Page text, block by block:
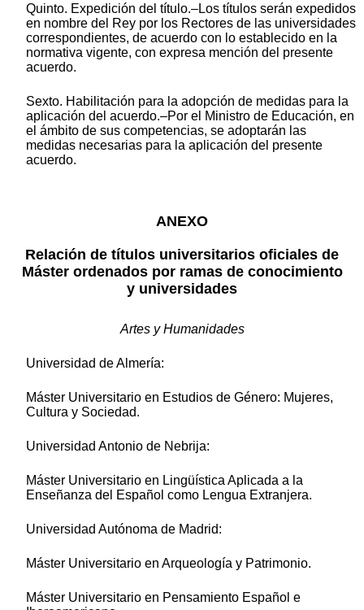
Quinto. Expedición del título.–Los títulos serán expedidos
en nombre del Rey por los Rectores de las universidades
correspondientes, de acuerdo con lo establecido en la
normativa vigente, con expresa mención del presente
acuerdo.
Sexto. Habilitación para la adopción de medidas para la
aplicación del acuerdo.–Por el Ministro de Educación, en
el ámbito de sus competencias, se adoptarán las
medidas necesarias para la aplicación del presente
acuerdo.
ANEXO
Relación de títulos universitarios oficiales de
Máster ordenados por ramas de conocimiento
y universidades
Artes y Humanidades
Universidad de Almería:
Máster Universitario en Estudios de Género: Mujeres,
Cultura y Sociedad.
Universidad Antonio de Nebrija:
Máster Universitario en Lingüística Aplicada a la
Enseñanza del Español como Lengua Extranjera.
Universidad Autónoma de Madrid:
Máster Universitario en Arqueología y Patrimonio.
Máster Universitario en Pensamiento Español e